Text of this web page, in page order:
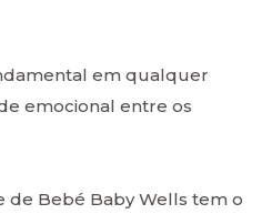
em qualquer
emocional entre os
de Bebé Baby Wells tem o